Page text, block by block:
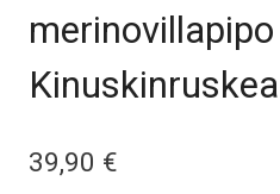
Kinuskinruskea
39,90 €